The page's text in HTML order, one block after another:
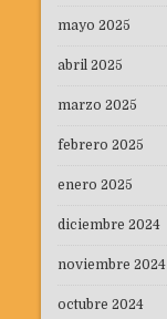
mayo 2025
abril 2025
marzo 2025
febrero 2025
enero 2025
diciembre 2024
noviembre 2024
octubre 2024